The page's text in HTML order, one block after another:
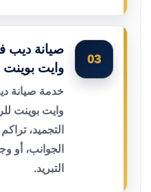
03
صيانة ديب
وايت بوينت
خدمة صيانة
وايت بوينت
التجميد،
الجوانب، أو
التبريد.